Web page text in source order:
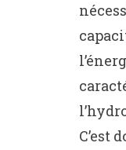
C’est